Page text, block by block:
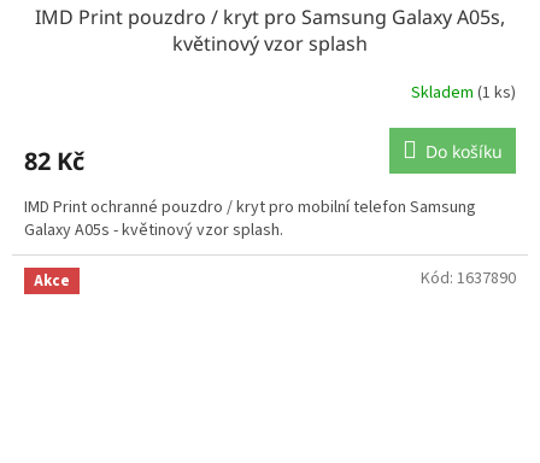
IMD Print pouzdro / kryt pro Samsung Galaxy A05s,
květinový vzor splash
Skladem (1 ks)
82 Kč Do košíku
IMD Print ochranné pouzdro / kryt pro mobilní telefon Samsung
Galaxy A05s - květinový vzor splash.
Akce Kód: 1637890